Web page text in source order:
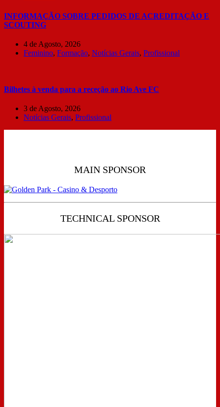
INFORMAÇÃO SOBRE PEDIDOS DE ACREDITAÇÃO E
SCOUTING
4 de Agosto, 2026
Feminino, Formação, Notícias Gerais, Profissional
Bilhetes à venda para a receção ao Rio Ave FC
3 de Agosto, 2026
Notícias Gerais, Profissional
MAIN SPONSOR
TECHNICAL SPONSOR